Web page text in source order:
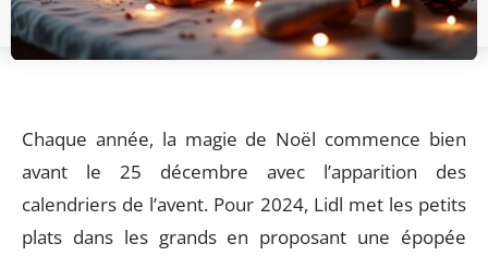
Chaque année, la magie de Noël commence bien
avant le 25 décembre avec l’apparition des
calendriers de l’avent. Pour 2024, Lidl met les petits
plats dans les grands en proposant une épopée